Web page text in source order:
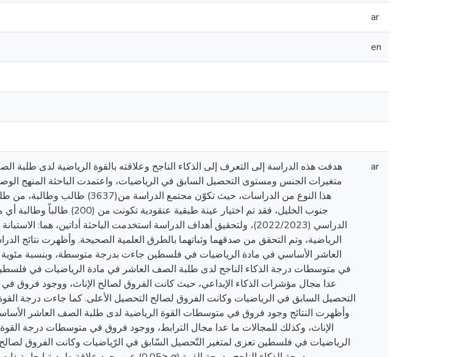
ar
en
هدفت هذه الدراسة إلى التعرف إلى الذكاء الناجح وعلاقته بالقوة الرياضية لدى
متغيرات الجنس ومستوى التحصيل السابق في الرياضيات، واعتمدت الباحثة المنهج
هذا النوع من الدراسات، حيث تكوّن
الدراسي (2022/2023)، ولتحقيق أهداف الدراسة استخدمت الباحثة أداتين، هما:
الرياضية، وتم التحقق من صدقهما وثباتهما بالطرق العلمية الصحيحة. وأظهرت نتائج
في متوسطات درجة الذكاء الناجح لدى طلبة الصف العاشر في مادة الرياضيات في
عدا مجال مؤشرات الذكاء الإبداعي، حيث كانت الفروق لصالح الإناث، ووجود فروق
وأظهرت النتائج وجود فروق في متوسطات القوة الرياضية لدى طلبة الصف العاشر
الإناث، وكذلك للمجالات ما عدا مجال الترابط، ووجود فروق في متوسطات درجة
الرياضيات في فلسطين تعزى لمتغير التّحصيل السّابق في الرّياضيات وكانت الفروق
ar